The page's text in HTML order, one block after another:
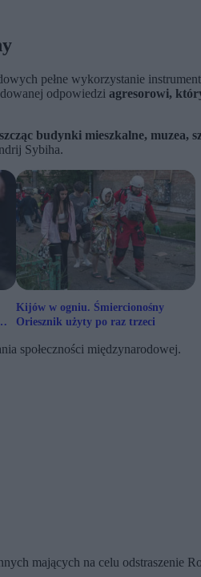
pełne wykorzystanie
odpowiedzi agresorowi,
budynki mieszkalne, muzea,
Sybiha.
Kijów w ogniu. Śmiercionośny
Oriesznik użyty po raz trzeci
społeczności międzynarodowej.
mających na celu odstraszenie